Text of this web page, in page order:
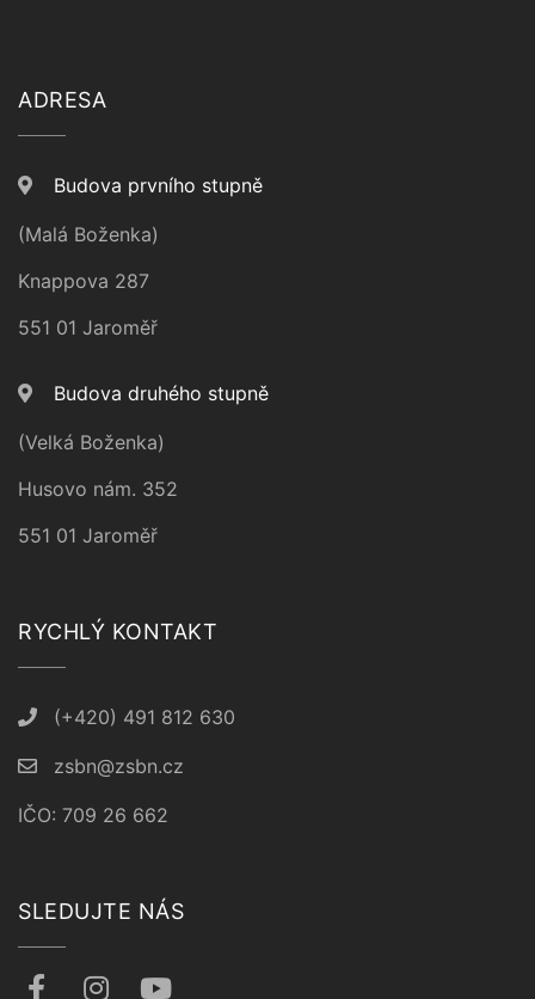
ADRESA
Budova prvního stupně
(Malá Boženka)
Knappova 287
551 01 Jaroměř
Budova druhého stupně
(Velká Boženka)
Husovo nám. 352
551 01 Jaroměř
RYCHLÝ KONTAKT
(+420) 491 812 630
zsbn@zsbn.cz
IČO: 709 26 662
SLEDUJTE NÁS